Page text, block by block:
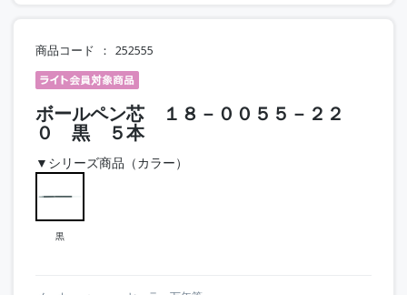
商品コード 252555
ボールペン芯 １８－００５５－２２
０ 黒 ５本
▼シリーズ商品（カラー）
黒